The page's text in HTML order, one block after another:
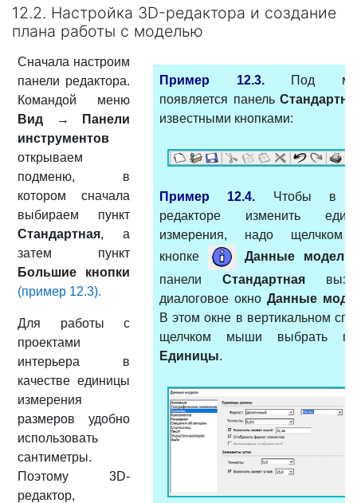
12.2. Настройка 3D-редактора и создание
плана работы с моделью
Сначала настроим
панели редактора.
Командой меню
Вид →
Панели
инструментов
открываем
подменю, в
котором сначала
выбираем пункт
Стандартная, а
затем пункт
Большие
кнопки
(пример 12.3).
Для работы с
проектами
интерьера в
качестве единицы
измерения
размеров удобно
использовать
сантиметры.
Поэтому 3D-
редактор,
Пример 12.3.Под
появляется панель
известными кнопками:
Пример 12.4.
Чтобы в
редакторе изменить
измерения, надо щелчком
кнопке
Данные
панели
Стандартная
диало­говое окно Данные
В этом окне в вертикальном
щелчком мыши выбрать
Единицы.